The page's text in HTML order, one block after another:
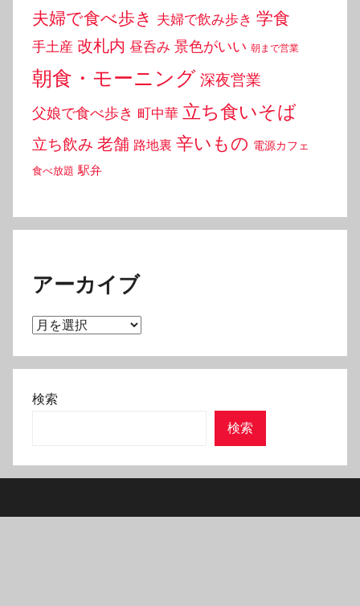
夫婦で食べ歩き 夫婦で飲み歩き 学食
手土産 改札内 昼呑み 景色がいい 朝まで営業
朝食・モーニング 深夜営業
父娘で食べ歩き 町中華 立ち食いそば
立ち飲み 老舗 路地裏 辛いもの 電源カフェ
食べ放題 駅弁
アーカイブ
ア
カ
イ
検索
検索